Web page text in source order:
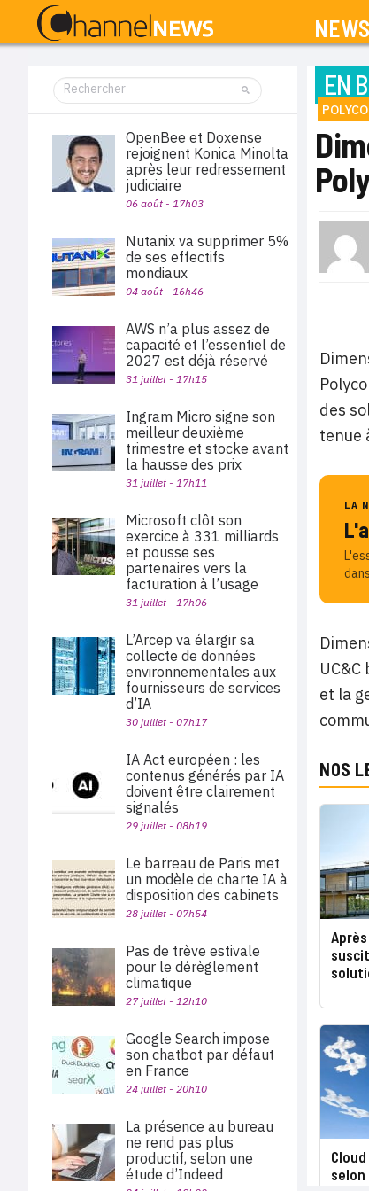
NEWS
EN
des
tenue
LA
et la
NOS
selon
OpenBee et Doxense
rejoignent Konica Minolta
après leur redressement
judiciaire
06 août - 17h03
Nutanix va supprimer 5%
de ses effectifs
mondiaux
04 août - 16h46
AWS n’a plus assez de
capacité et l’essentiel de
2027 est déjà réservé
31 juillet - 17h15
Ingram Micro signe son
meilleur deuxième
trimestre et stocke avant
la hausse des prix
31 juillet - 17h11
Microsoft clôt son
exercice à 331 milliards
et pousse ses
partenaires vers la
facturation à l’usage
31 juillet - 17h06
L’Arcep va élargir sa
collecte de données
environnementales aux
fournisseurs de services
d’IA
30 juillet - 07h17
IA Act européen : les
contenus générés par IA
doivent être clairement
signalés
29 juillet - 08h19
Le barreau de Paris met
un modèle de charte IA à
disposition des cabinets
28 juillet - 07h54
Pas de trève estivale
pour le dérèglement
climatique
27 juillet - 12h10
Google Search impose
son chatbot par défaut
en France
24 juillet - 20h10
La présence au bureau
ne rend pas plus
productif, selon une
étude d’Indeed